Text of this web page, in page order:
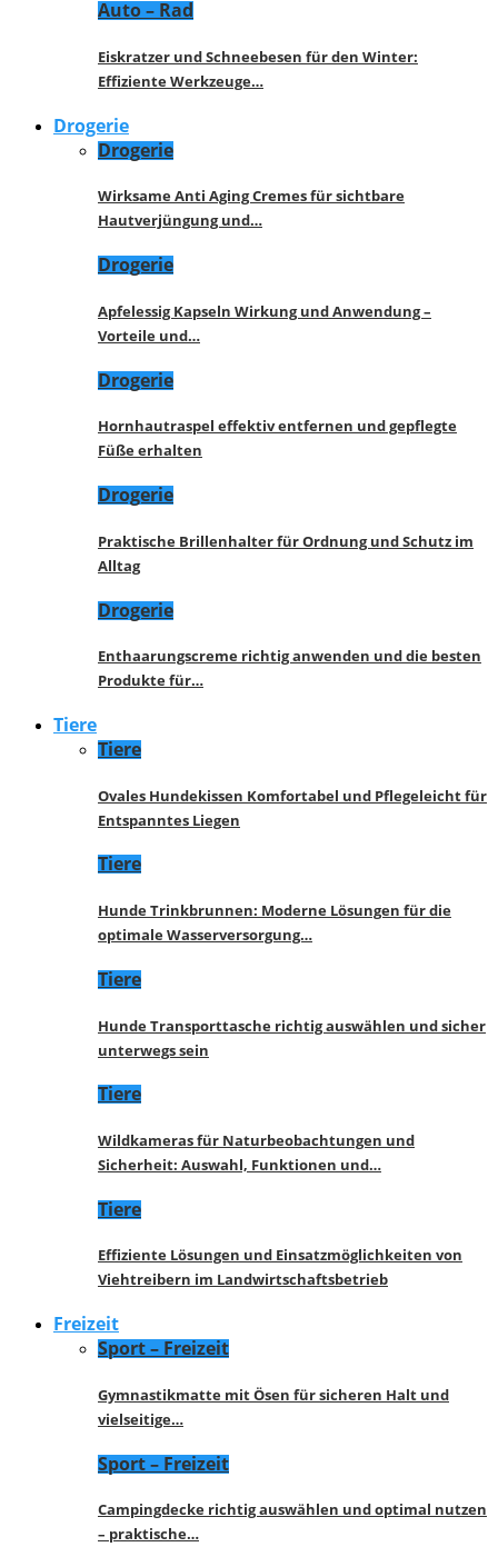
Auto – Rad
Eiskratzer und Schneebesen für den Winter:
Effiziente Werkzeuge…
Drogerie
Drogerie
Wirksame Anti Aging Cremes für sichtbare
Hautverjüngung und…
Drogerie
Apfelessig Kapseln Wirkung und Anwendung –
Vorteile und…
Drogerie
Hornhautraspel effektiv entfernen und gepflegte
Füße erhalten
Drogerie
Praktische Brillenhalter für Ordnung und Schutz im
Alltag
Drogerie
Enthaarungscreme richtig anwenden und die besten
Produkte für…
Tiere
Tiere
Ovales Hundekissen Komfortabel und Pflegeleicht für
Entspanntes Liegen
Tiere
Hunde Trinkbrunnen: Moderne Lösungen für die
optimale Wasserversorgung…
Tiere
Hunde Transporttasche richtig auswählen und sicher
unterwegs sein
Tiere
Wildkameras für Naturbeobachtungen und
Sicherheit: Auswahl, Funktionen und…
Tiere
Effiziente Lösungen und Einsatzmöglichkeiten von
Viehtreibern im Landwirtschaftsbetrieb
Freizeit
Sport – Freizeit
Gymnastikmatte mit Ösen für sicheren Halt und
vielseitige…
Sport – Freizeit
Campingdecke richtig auswählen und optimal nutzen
– praktische…